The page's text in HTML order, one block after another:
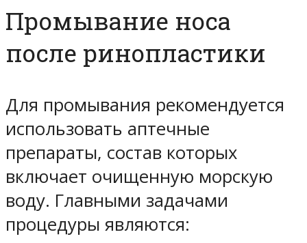
Промывание носа
после ринопластики
Для промывания рекомендуется
использовать аптечные
препараты, состав которых
включает очищенную морскую
воду. Главными задачами
процедуры являются: